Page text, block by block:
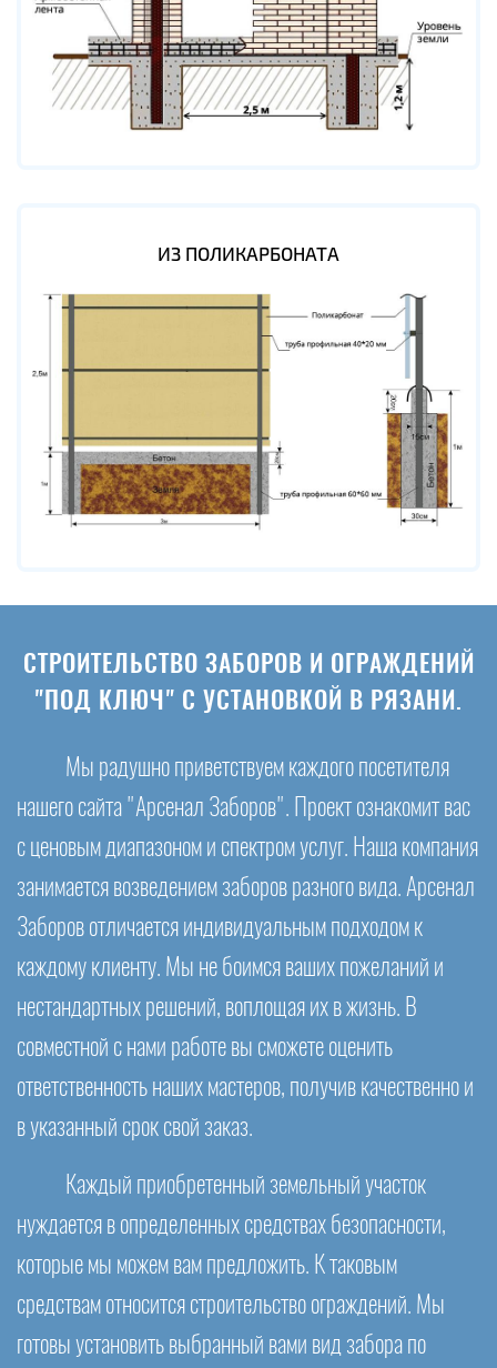
ИЗ ПОЛИКАРБОНАТА
СТРОИТЕЛЬСТВО ЗАБОРОВ И ОГРАЖДЕНИЙ
"ПОД КЛЮЧ" С УСТАНОВКОЙ В РЯЗАНИ.
Мы радушно приветствуем каждого посетителя
нашего сайта "Арсенал Заборов". Проект ознакомит вас
с ценовым диапазоном и спектром услуг. Наша компания
занимается возведением заборов разного вида. Арсенал
Заборов отличается индивидуальным подходом к
каждому клиенту. Мы не боимся ваших пожеланий и
нестандартных решений, воплощая их в жизнь. В
совместной с нами работе вы сможете оценить
ответственность наших мастеров, получив качественно и
в указанный срок свой заказ.
Каждый приобретенный земельный участок
нуждается в определенных средствах безопасности,
которые мы можем вам предложить. К таковым
средствам относится строительство ограждений. Мы
готовы установить выбранный вами вид забора по